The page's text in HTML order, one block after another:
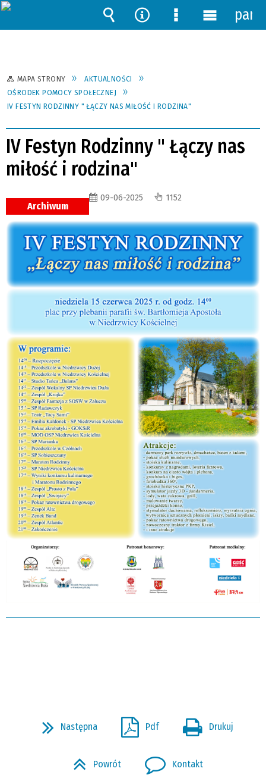
MAPA STRONY
AKTUALNOŚCI
OŚRODEK POMOCY SPOŁECZNEJ
IV FESTYN RODZINNY " ŁĄCZY NAS MIŁOŚĆ I RODZINA"
IV Festyn Rodzinny " Łączy nas
miłość i rodzina"
Archiwum
09-06-2025 1152
Następna Pdf Drukuj
Powrót Kontakt
Wyszukiwarka
Narzędzia
MenuMenu